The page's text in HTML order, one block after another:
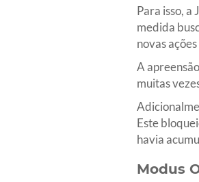
Para isso,
medida
novas
A
muitas
Este
havia
Modus